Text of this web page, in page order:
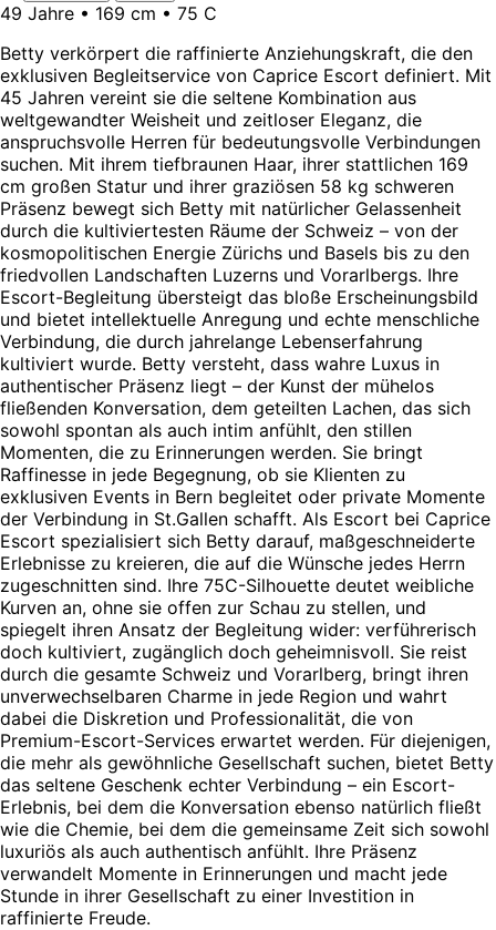
49 Jahre • 169 cm • 75 C
Betty verkörpert die raffinierte Anziehungskraft, die den
exklusiven Begleitservice von Caprice Escort definiert. Mit
45 Jahren vereint sie die seltene Kombination aus
weltgewandter Weisheit und zeitloser Eleganz, die
anspruchsvolle Herren für bedeutungsvolle Verbindungen
suchen. Mit ihrem tiefbraunen Haar, ihrer stattlichen 169
cm großen Statur und ihrer graziösen 58 kg schweren
Präsenz bewegt sich Betty mit natürlicher Gelassenheit
durch die kultiviertesten Räume der Schweiz – von der
kosmopolitischen Energie Zürichs und Basels bis zu den
friedvollen Landschaften Luzerns und Vorarlbergs. Ihre
Escort-Begleitung übersteigt das bloße Erscheinungsbild
und bietet intellektuelle Anregung und echte menschliche
Verbindung, die durch jahrelange Lebenserfahrung
kultiviert wurde. Betty versteht, dass wahre Luxus in
authentischer Präsenz liegt – der Kunst der mühelos
fließenden Konversation, dem geteilten Lachen, das sich
sowohl spontan als auch intim anfühlt, den stillen
Momenten, die zu Erinnerungen werden. Sie bringt
Raffinesse in jede Begegnung, ob sie Klienten zu
exklusiven Events in Bern begleitet oder private Momente
der Verbindung in St.Gallen schafft. Als Escort bei Caprice
Escort spezialisiert sich Betty darauf, maßgeschneiderte
Erlebnisse zu kreieren, die auf die Wünsche jedes Herrn
zugeschnitten sind. Ihre 75C-Silhouette deutet weibliche
Kurven an, ohne sie offen zur Schau zu stellen, und
spiegelt ihren Ansatz der Begleitung wider: verführerisch
doch kultiviert, zugänglich doch geheimnisvoll. Sie reist
durch die gesamte Schweiz und Vorarlberg, bringt ihren
unverwechselbaren Charme in jede Region und wahrt
dabei die Diskretion und Professionalität, die von
Premium-Escort-Services erwartet werden. Für diejenigen,
die mehr als gewöhnliche Gesellschaft suchen, bietet Betty
das seltene Geschenk echter Verbindung – ein Escort-
Erlebnis, bei dem die Konversation ebenso natürlich fließt
wie die Chemie, bei dem die gemeinsame Zeit sich sowohl
luxuriös als auch authentisch anfühlt. Ihre Präsenz
verwandelt Momente in Erinnerungen und macht jede
Stunde in ihrer Gesellschaft zu einer Investition in
raffinierte Freude.